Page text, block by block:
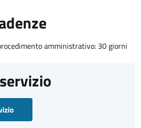
amministrativo: 30 giorni